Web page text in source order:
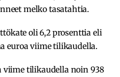
melko tasatahtia.
oli 6,2 prosenttia eli
euroa viime tilikaudella.
viime tilikaudella noin 938